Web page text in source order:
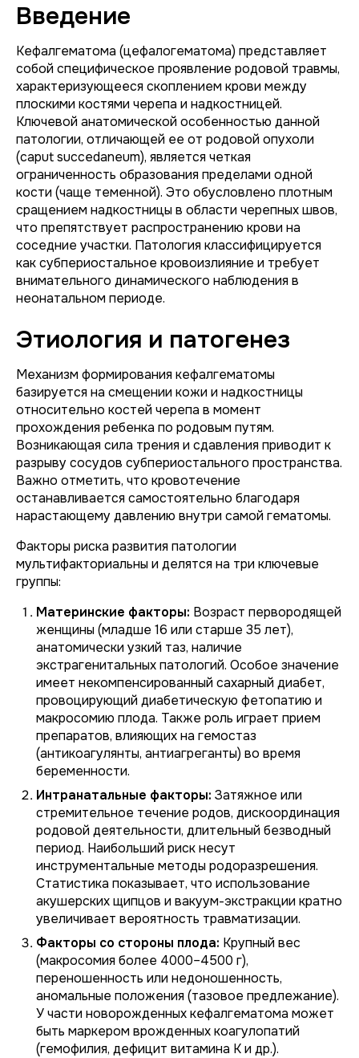
Введение
Кефалгематома (цефалогематома) представляет
собой специфическое проявление родовой травмы,
характеризующееся скоплением крови между
плоскими костями черепа и надкостницей.
Ключевой анатомической особенностью данной
патологии, отличающей ее от родовой опухоли
(caput succedaneum), является четкая
ограниченность образования пределами одной
кости (чаще теменной). Это обусловлено плотным
сращением надкостницы в области черепных швов,
что препятствует распространению крови на
соседние участки. Патология классифицируется
как субпериостальное кровоизлияние и требует
внимательного динамического наблюдения в
неонатальном периоде.
Этиология и патогенез
Механизм формирования кефалгематомы
базируется на смещении кожи и надкостницы
относительно костей черепа в момент
прохождения ребенка по родовым путям.
Возникающая сила трения и сдавления приводит к
разрыву сосудов субпериостального пространства.
Важно отметить, что кровотечение
останавливается самостоятельно благодаря
нарастающему давлению внутри самой гематомы.
Факторы риска развития патологии
мультифакториальны и делятся на три ключевые
группы:
Материнские факторы: Возраст первородящей
женщины (младше 16 или старше 35 лет),
анатомически узкий таз, наличие
экстрагенитальных патологий. Особое значение
имеет некомпенсированный сахарный диабет,
провоцирующий диабетическую фетопатию и
макросомию плода. Также роль играет прием
препаратов, влияющих на гемостаз
(антикоагулянты, антиагреганты) во время
беременности.
Интранатальные факторы: Затяжное или
стремительное течение родов, дискоординация
родовой деятельности, длительный безводный
период. Наибольший риск несут
инструментальные методы родоразрешения.
Статистика показывает, что использование
акушерских щипцов и вакуум-экстракции кратно
увеличивает вероятность травматизации.
Факторы со стороны плода: Крупный вес
(макросомия более 4000–4500 г),
переношенность или недоношенность,
аномальные положения (тазовое предлежание).
У части новорожденных кефалгематома может
быть маркером врожденных коагулопатий
(гемофилия, дефицит витамина К и др.).